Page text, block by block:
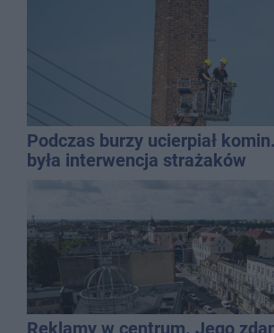
Podczas burzy ucierpiał
była interwencja strażaków
Reklamy w centrum. Jego